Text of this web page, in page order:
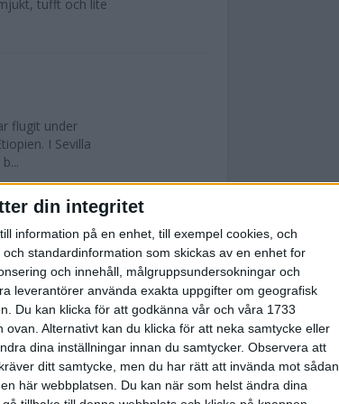
din integritet
information på en enhet, till exempel cookies, och
standardinformation som skickas av en enhet for
och innehåll, målgruppsundersokningar och
leverantörer använda exakta uppgifter om geografisk
Du kan klicka för att godkänna vår och våra 1733
Alternativt kan du klicka för att neka samtycke eller
dina inställningar innan du samtycker. Observera att
ditt samtycke, men du har rätt att invända mot sådan
här webbplatsen. Du kan när som helst ändra dina
tufft och lite
flugit under
I Sevilla
mest
Wikström klarade
på skidor